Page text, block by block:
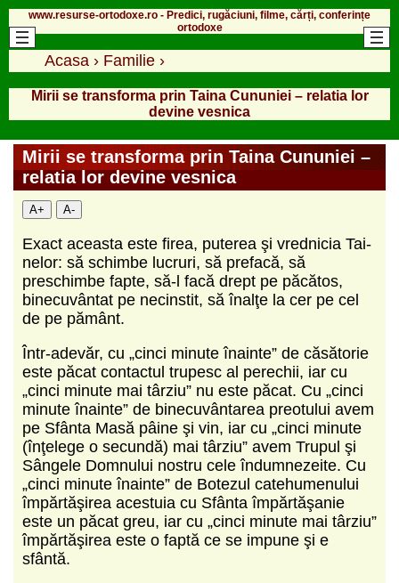
www.resurse-ortodoxe.ro - Predici, rugăciuni, filme, cărți, conferințe
ortodoxe
Acasa › Familie ›
Mirii se transforma prin Taina Cununiei – relatia lor
devine vesnica
Mirii se transforma prin Taina Cununiei –
relatia lor devine vesnica
A+ A-
Exact aceasta este firea, puterea şi vrednicia Tai­
nelor: să schimbe lucruri, să prefacă, să
preschimbe fapte, să-l facă drept pe păcătos,
binecuvântat pe necinstit, să înalţe la cer pe cel
de pe pământ.
Într-adevăr, cu „cinci minute înainte” de căsătorie
este păcat contactul trupesc al perechii, iar cu
„cinci minute mai târziu” nu este păcat. Cu „cinci
minute înainte” de binecuvântarea preotului avem
pe Sfânta Masă pâine şi vin, iar cu „cinci minute
(înţelege o secundă) mai târziu” avem Trupul şi
Sângele Domnului nos­tru cele îndumnezeite. Cu
„cinci minute înainte” de Botezul catehumenului
împărtăşirea acestuia cu Sfânta împărtă­şanie
este un păcat greu, iar cu „cinci minute mai târziu”
împărtăşirea este o faptă ce se impune şi e
sfântă.